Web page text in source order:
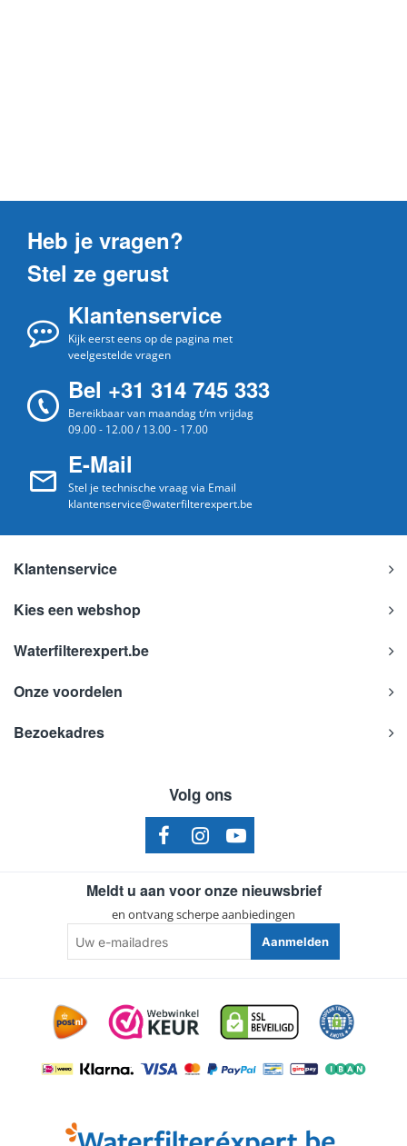
Heb je vragen?
Stel ze gerust
Klantenservice
Kijk eerst eens op de pagina met
veelgestelde vragen
Bel +31 314 745 333
Bereikbaar van maandag t/m vrijdag
09.00 - 12.00 / 13.00 - 17.00
E-Mail
Stel je technische vraag via Email
klantenservice@waterfilterexpert.be
Klantenservice
Kies een webshop
Waterfilterexpert.be
Onze voordelen
Bezoekadres
Volg ons
Meldt u aan voor onze nieuwsbrief
en ontvang scherpe aanbiedingen
e-
mailadres
Aanmelden